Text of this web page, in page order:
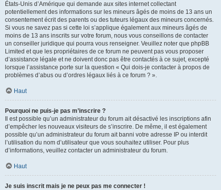
États-Unis d’Amérique qui demande aux sites internet collectant
potentiellement des informations sur les mineurs âgés de moins de 13 ans un
consentement écrit des parents ou des tuteurs légaux des mineurs concernés.
Si vous ne savez pas si cette loi s’applique également aux mineurs âgés de
moins de 13 ans inscrits sur votre forum, nous vous conseillons de contacter
un conseiller juridique qui pourra vous renseigner. Veuillez noter que phpBB
Limited et que les propriétaires de ce forum ne peuvent pas vous proposer
d’assistance légale et ne doivent donc pas être contactés à ce sujet, excepté
lorsque l’assistance porte sur la question « Qui dois-je contacter à propos de
problèmes d’abus ou d’ordres légaux liés à ce forum ? ».
Haut
Pourquoi ne puis-je pas m’inscrire ?
Il est possible qu’un administrateur du forum ait désactivé les inscriptions afin
d’empêcher les nouveaux visiteurs de s’inscrire. De même, il est également
possible qu’un administrateur du forum ait banni votre adresse IP ou interdit
l’utilisation du nom d’utilisateur que vous souhaitez utiliser. Pour plus
d’informations, veuillez contacter un administrateur du forum.
Haut
Je suis inscrit mais je ne peux pas me connecter !